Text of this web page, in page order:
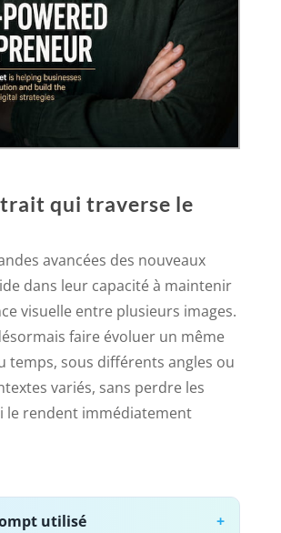
qui traverse le
avancées des nouveaux
dans leur capacité à maintenir
visuelle entre plusieurs images.
faire évoluer un même
temps, sous différents angles ou
variés, sans perdre les
le rendent immédiatement
utilisé